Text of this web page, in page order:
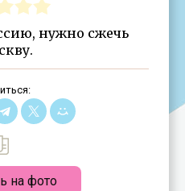
нужно сжечь
на фото